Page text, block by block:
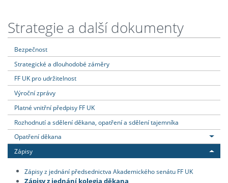
Strategie a další dokumenty
Bezpečnost
Strategické a dlouhodobé záměry
FF UK pro udržitelnost
Výroční zprávy
Platné vnitřní předpisy FF UK
Rozhodnutí a sdělení děkana, opatření a sdělení tajemníka
Opatření děkana
Zápisy
Zápisy z jednání předsednictva Akademického senátu FF UK
Zápisy z jednání kolegia děkana